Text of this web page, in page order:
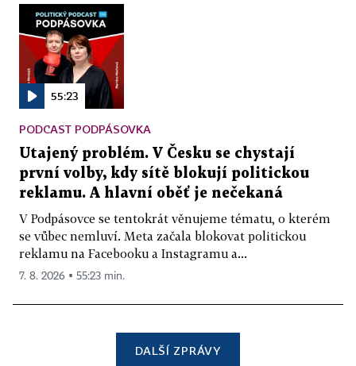
55:23
PODCAST PODPÁSOVKA
Utajený problém. V Česku se chystají
první volby, kdy sítě blokují politickou
reklamu. A hlavní oběť je nečekaná
V Podpásovce se tentokrát věnujeme tématu, o kterém
se vůbec nemluví. Meta začala blokovat politickou
reklamu na Facebooku a Instagramu a...
7. 8. 2026 ▪ 55:23 min.
DALŠÍ ZPRÁVY